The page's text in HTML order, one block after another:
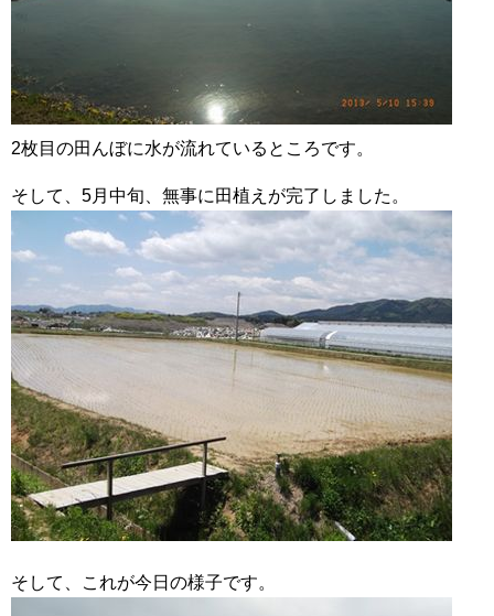
2枚目の田んぼに水が流れているところです。
そして、5月中旬、無事に田植えが完了しました。
そして、これが今日の様子です。